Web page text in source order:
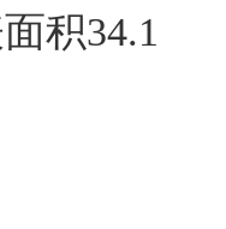
积34.1